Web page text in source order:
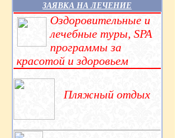
ЗАЯВКА НА ЛЕЧЕНИЕ
Оздоровительные и
лечебные туры, SPA
программы за
красотой и здоровьем
Пляжный отдых